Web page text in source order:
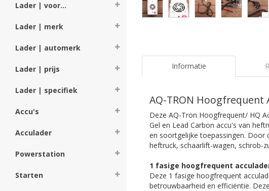
Lader | voor...
Lader | merk
Lader | automerk
Lader | prijs
Lader | specifiek
Accu's
Acculader
Powerstation
Starten
Informatie
AQ-TRON Hoogfrequent
Deze AQ-Tron Hoogfrequent/ HQ
Gel en Lead Carbon accu's van
en soortgelijke toepassingen. Door
heftruck, schaarlift-wagen, schrob-
1 fasige hoogfrequent
Deze 1 fasige hoogfrequent
betrouwbaarheid en efficiëntie.